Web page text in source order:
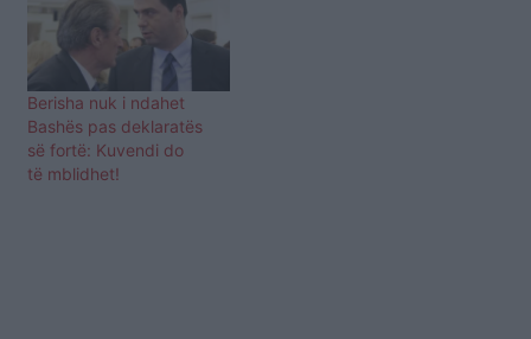
Berisha nuk i ndahet
Bashës pas deklaratës
së fortë: Kuvendi do
të mblidhet!